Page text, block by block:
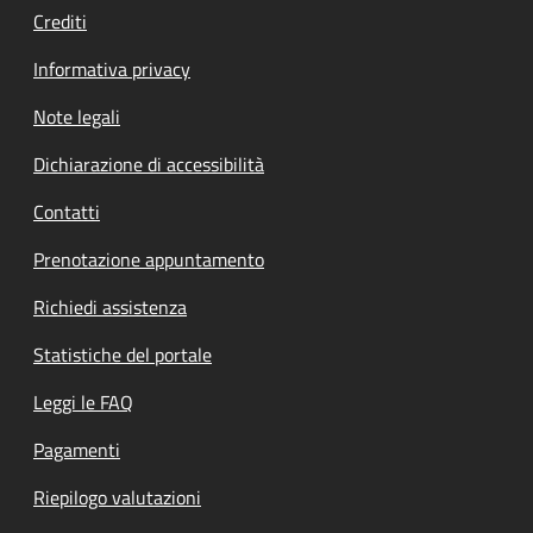
Crediti
Informativa privacy
Note legali
Dichiarazione di accessibilità
Contatti
Prenotazione appuntamento
Richiedi assistenza
Statistiche del portale
Leggi le FAQ
Pagamenti
Riepilogo valutazioni